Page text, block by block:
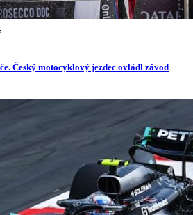
,
Český motocyklový jezdec ovládl závod